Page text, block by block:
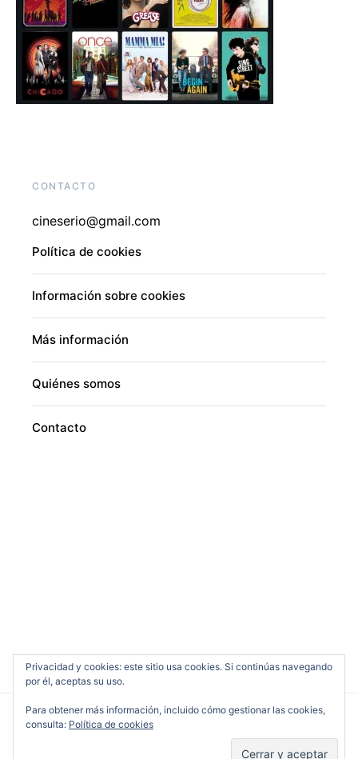
CONTACTO
cineserio@gmail.com
Política de cookies
Información sobre cookies
Más información
Quiénes somos
Contacto
Privacidad y cookies: este sitio usa cookies. Si continúas navegando
por él, aceptas su uso.
Para obtener más información, incluido cómo gestionar las cookies,
consulta: Política de cookies